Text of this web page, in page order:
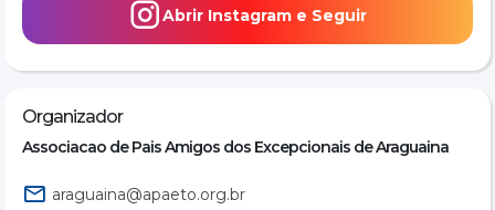
Abrir Instagram e Seguir
Organizador
Associacao de Pais Amigos dos Excepcionais de Araguaina
araguaina@apaeto.org.br